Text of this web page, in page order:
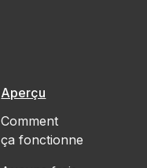
Aperçu
Comment
ça fonctionne